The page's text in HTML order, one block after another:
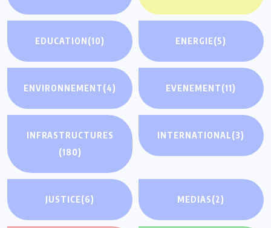
EDUCATION(10) ENERGIE(5)
ENVIRONNEMENT(4) EVENEMENT(11)
INFRASTRUCTURES
(180)
INTERNATIONAL(3)
JUSTICE(6) MEDIAS(2)